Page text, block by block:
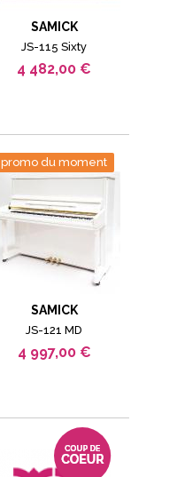
SAMICK
JS-115 Sixty
4 482,00 €
promo du moment
SAMICK
JS-121 MD
4 997,00 €